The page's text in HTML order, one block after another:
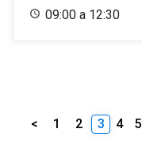
09:00 a 12:30
< 1 2 3 4 5